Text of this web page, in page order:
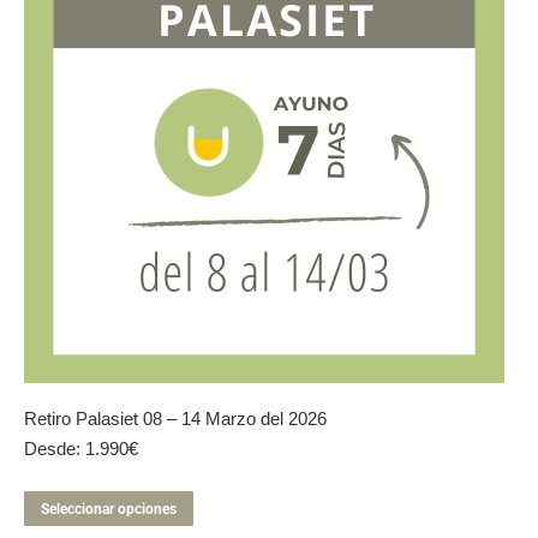
pueden
en
producto
Retiro Palasiet 08 – 14 Marzo del 2026
Desde: 1.990€
Seleccionar opciones
producto